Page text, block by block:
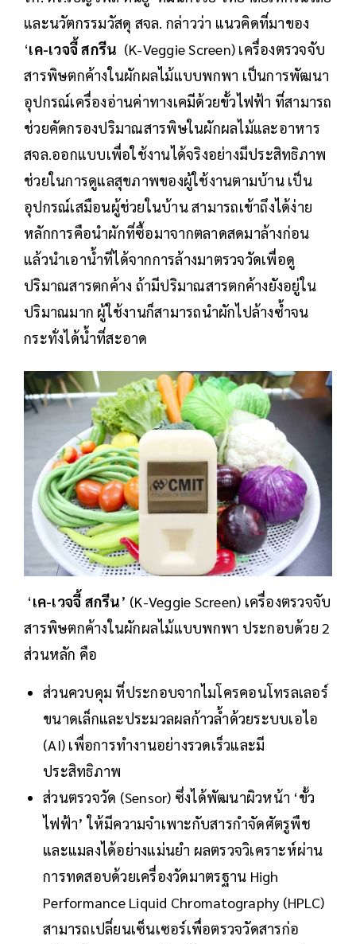
และนวัตกรรมวัสดุ สจล. กล่าวว่า แนวคิดที่มาของ
‘เค-เวจจี้ สกรีน (K-Veggie Screen) เครื่องตรวจจับ
สารพิษตกค้างในผักผลไม้แบบพกพา เป็นการพัฒนา
อุปกรณ์เครื่องอ่านค่าทางเคมีด้วยขั้วไฟฟ้า ที่สามารถ
ช่วยคัดกรองปริมาณสารพิษในผักผลไม้และอาหาร
สจล.ออกแบบเพื่อใช้งานได้จริงอย่างมีประสิทธิภาพ
ช่วยในการดูแลสุขภาพของผู้ใช้งานตามบ้าน เป็น
อุปกรณ์เสมือนผู้ช่วยในบ้าน สามารถเข้าถึงได้ง่าย
หลักการคือนำผักที่ซื้อมาจากตลาดสดมาล้างก่อน
แล้วนำเอาน้ำที่ได้จากการล้างมาตรวจวัดเพื่อดู
ปริมาณสารตกค้าง ถ้ามีปริมาณสารตกค้างยังอยู่ใน
ปริมาณมาก ผู้ใช้งานก็สามารถนำผักไปล้างซ้ำจน
กระทั่งได้น้ำที่สะอาด
‘เค-เวจจี้ สกรีน’ (K-Veggie Screen) เครื่องตรวจจับ
สารพิษตกค้างในผักผลไม้แบบพกพา ประกอบด้วย 2
ส่วนหลัก คือ
ส่วนควบคุม ที่ประกอบจากไมโครคอนโทรลเลอร์
ขนาดเล็กและประมวลผลก้าวล้ำด้วยระบบเอไอ
(AI) เพื่อการทำงานอย่างรวดเร็วและมี
ประสิทธิภาพ
ส่วนตรวจวัด (Sensor) ซึ่งได้พัฒนาผิวหน้า ‘ขั้ว
ไฟฟ้า’ ให้มีความจำเพาะกับสารกำจัดศัตรูพืช
และแมลงได้อย่างแม่นยำ ผลตรวจวิเคราะห์ผ่าน
การทดสอบด้วยเครื่องวัดมาตรฐาน High
Performance Liquid Chromatography (HPLC)
สามารถเปลี่ยนเซ็นเซอร์เพื่อตรวจวัดสารก่อ